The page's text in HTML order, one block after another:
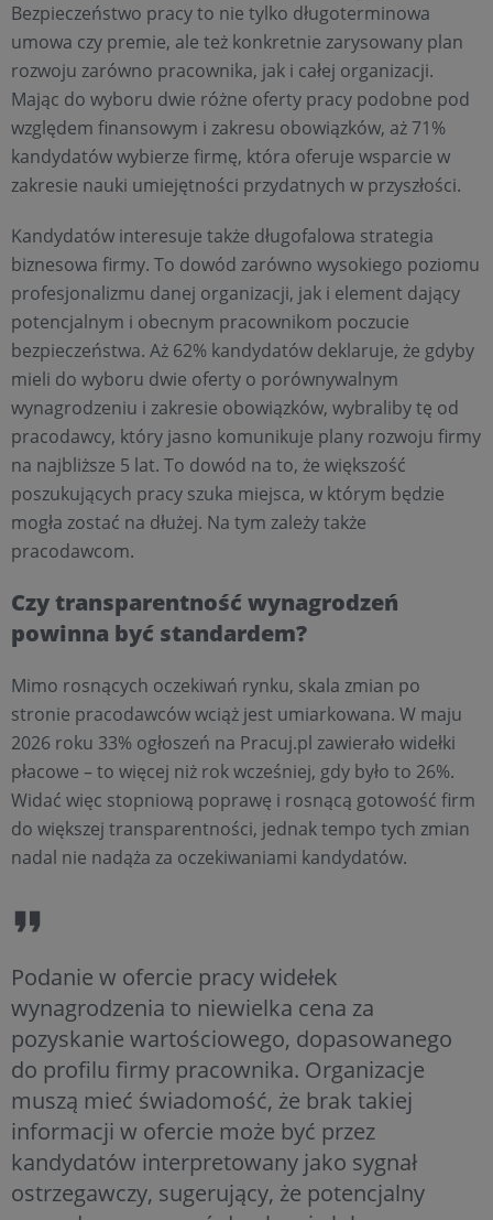
Bezpieczeństwo pracy to nie tylko długoterminowa
umowa czy premie, ale też konkretnie zarysowany plan
rozwoju zarówno pracownika, jak i całej organizacji.
Mając do wyboru dwie różne oferty pracy podobne pod
względem finansowym i zakresu obowiązków, aż 71%
kandydatów wybierze firmę, która oferuje wsparcie w
zakresie nauki umiejętności przydatnych w przyszłości.
Kandydatów interesuje także długofalowa strategia
biznesowa firmy. To dowód zarówno wysokiego poziomu
profesjonalizmu danej organizacji, jak i element dający
potencjalnym i obecnym pracownikom poczucie
bezpieczeństwa. Aż 62% kandydatów deklaruje, że gdyby
mieli do wyboru dwie oferty o porównywalnym
wynagrodzeniu i zakresie obowiązków, wybraliby tę od
pracodawcy, który jasno komunikuje plany rozwoju firmy
na najbliższe 5 lat. To dowód na to, że większość
poszukujących pracy szuka miejsca, w którym będzie
mogła zostać na dłużej. Na tym zależy także
pracodawcom.
Czy transparentność wynagrodzeń
powinna być standardem?
Mimo rosnących oczekiwań rynku, skala zmian po
stronie pracodawców wciąż jest umiarkowana. W maju
2026 roku 33% ogłoszeń na Pracuj.pl zawierało widełki
płacowe – to więcej niż rok wcześniej, gdy było to 26%.
Widać więc stopniową poprawę i rosnącą gotowość firm
do większej transparentności, jednak tempo tych zmian
nadal nie nadąża za oczekiwaniami kandydatów.
Podanie w ofercie pracy widełek
wynagrodzenia to niewielka cena za
pozyskanie wartościowego, dopasowanego
do profilu firmy pracownika. Organizacje
muszą mieć świadomość, że brak takiej
informacji w ofercie może być przez
kandydatów interpretowany jako sygnał
ostrzegawczy, sugerujący, że potencjalny